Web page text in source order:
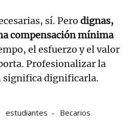
sí. Pero dignas,
compensación mínima
el esfuerzo y el valor
Profesionalizar la
dignificarla.
estudiantes Becarios